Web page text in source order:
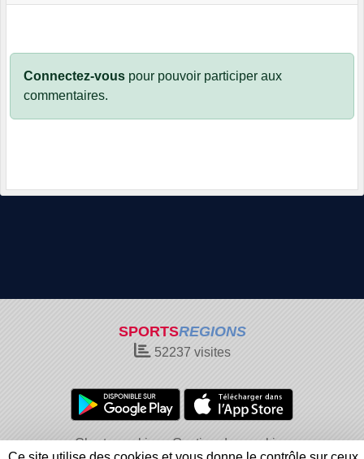
Connectez-vous pour pouvoir participer aux
commentaires.
SPORTSREGIONS
52237 visites
Charte cookies
Gestion des cookies